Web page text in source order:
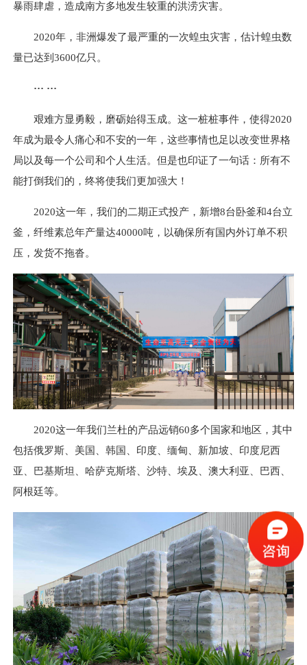
暴雨肆虐，造成南方多地发生较重的洪涝灾害。
2020年，非洲爆发了最严重的一次蝗虫灾害，估计蝗虫数
量已达到3600亿只。
··· ···
艰难方显勇毅，磨砺始得玉成。这一桩桩事件，使得2020
年成为最令人痛心和不安的一年，这些事情也足以改变世界格
局以及每一个公司和个人生活。但是也印证了一句话：所有不
能打倒我们的，终将使我们更加强大！
2020这一年，我们的二期正式投产，新增8台卧釜和4台立
釜，纤维素总年产量达40000吨，以确保所有国内外订单不积
压，发货不拖沓。
2020这一年我们兰杜的产品远销60多个国家和地区，其中
包括俄罗斯、美国、韩国、印度、缅甸、新加坡、印度尼西
亚、巴基斯坦、哈萨克斯塔、沙特、埃及、澳大利亚、巴西、
阿根廷等。